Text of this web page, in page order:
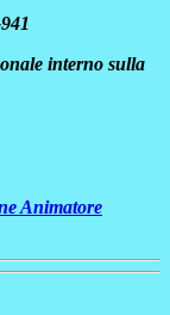
interno sulla
Animatore